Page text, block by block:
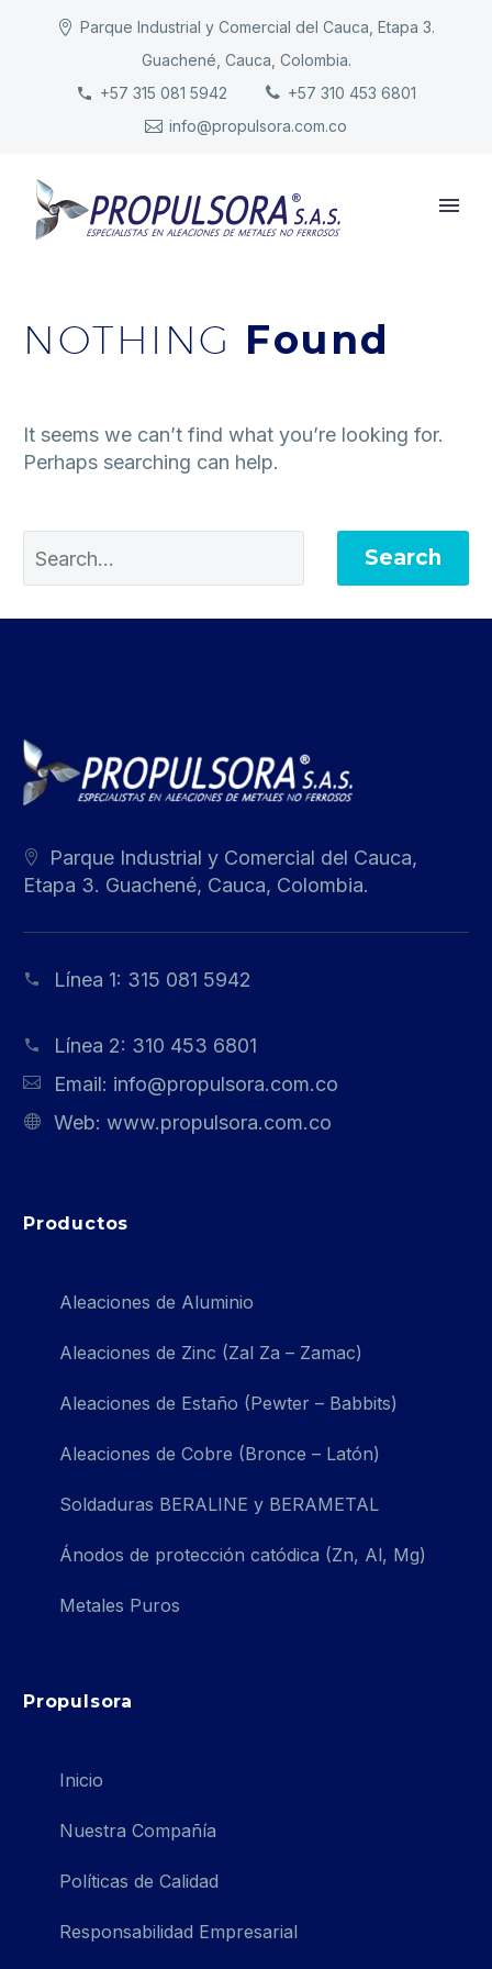
Parque Industrial y Comercial del Cauca, Etapa 3.
Guachené, Cauca, Colombia.
+57 315 081 5942
+57 310 453 6801
info@propulsora.com.co
INICIO
PRODUCTOS
NOTHING Found
It seems we can’t find what you’re looking for.
Perhaps searching can help.
Search
Parque Industrial y Comercial del Cauca,
Etapa 3. Guachené, Cauca, Colombia.
Línea 1: 315 081 5942
Línea 2: 310 453 6801
Email: info@propulsora.com.co
Web: www.propulsora.com.co
Productos
Aleaciones de Aluminio
Aleaciones de Zinc (Zal Za – Zamac)
Aleaciones de Estaño (Pewter – Babbits)
Aleaciones de Cobre (Bronce – Latón)
Soldaduras BERALINE y BERAMETAL
Ánodos de protección catódica (Zn, Al, Mg)
Metales Puros
Propulsora
Inicio
Nuestra Compañía
Políticas de Calidad
Responsabilidad Empresarial